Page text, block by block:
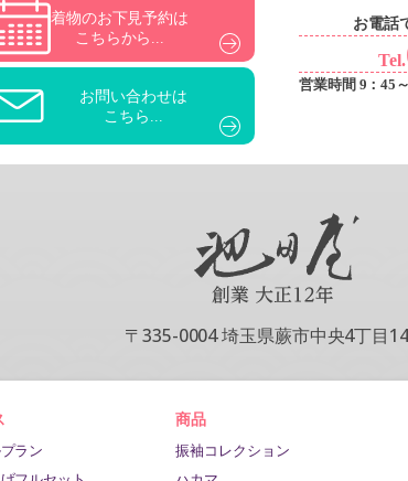
着物のお下見予約は
こちらから...
お問い合わせは
こちら...
お電話
Tel.
営業時間 9：45
〒335-0004 埼玉県蕨市中央4丁目
ラン
商品
振袖コレクション